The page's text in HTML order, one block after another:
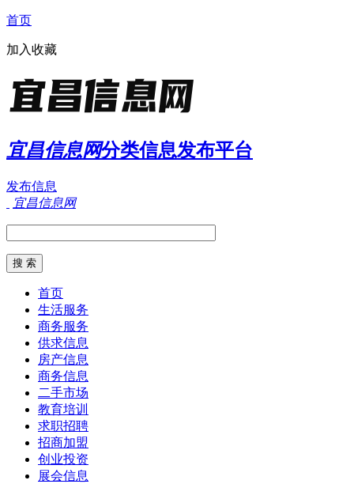
首页
加入收藏
宜昌信息网分类信息发布平台
发布信息
宜昌信息网
首页
生活服务
商务服务
供求信息
房产信息
商务信息
二手市场
教育培训
求职招聘
招商加盟
创业投资
展会信息